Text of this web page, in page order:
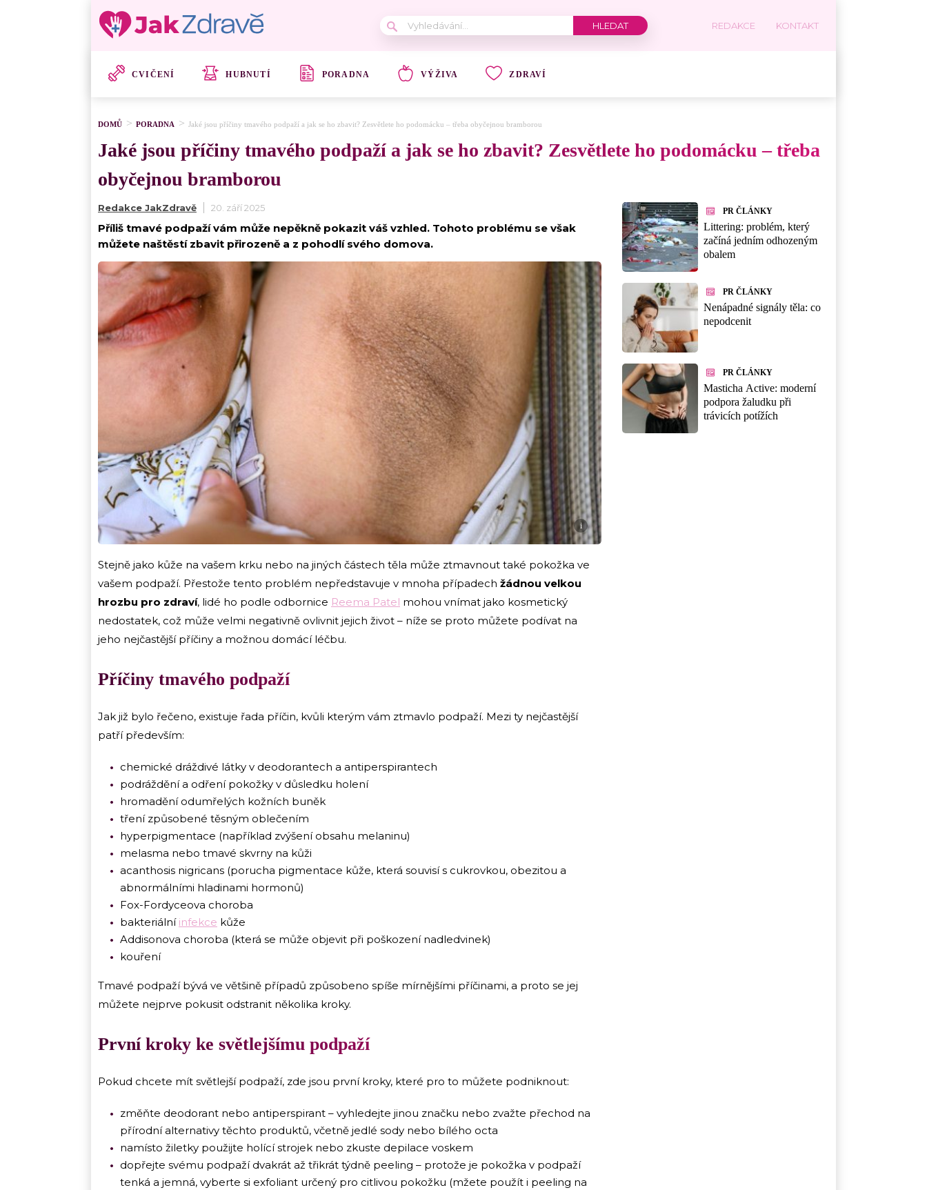
REDAKCE KONTAKT
CVIČENÍ HUBNUTÍ PORADNA VÝŽIVA ZDRAVÍ
DOMŮ PORADNA Jaké jsou příčiny tmavého podpaží a jak se ho zbavit? Zesvětlete ho podomácku – třeba obyčejnou bramborou
Jaké jsou příčiny tmavého podpaží a jak se ho zbavit? Zesvětlete ho podomácku – třeba
obyčejnou bramborou
Redakce JakZdravě 20. září 2025
Příliš tmavé podpaží vám může nepěkně pokazit váš vzhled. Tohoto problému se však
můžete naštěstí zbavit přirozeně a z pohodlí svého domova.
i
Stejně jako kůže na vašem krku nebo na jiných částech těla může ztmavnout také pokožka ve
vašem podpaží. Přestože tento problém nepředstavuje v mnoha případech žádnou velkou
hrozbu pro zdraví, lidé ho podle odbornice Reema Patel mohou vnímat jako kosmetický
nedostatek, což může velmi negativně ovlivnit jejich život – níže se proto můžete podívat na
jeho nejčastější příčiny a možnou domácí léčbu.
Příčiny tmavého podpaží
Jak již bylo řečeno, existuje řada příčin, kvůli kterým vám ztmavlo podpaží. Mezi ty nejčastější
patří především:
chemické dráždivé látky v deodorantech a antiperspirantech
podráždění a odření pokožky v důsledku holení
hromadění odumřelých kožních buněk
tření způsobené těsným oblečením
hyperpigmentace (například zvýšení obsahu melaninu)
melasma nebo tmavé skvrny na kůži
acanthosis nigricans (porucha pigmentace kůže, která souvisí s cukrovkou, obezitou a
abnormálními hladinami hormonů)
Fox-Fordyceova choroba
bakteriální infekce kůže
Addisonova choroba (která se může objevit při poškození nadledvinek)
kouření
Tmavé podpaží bývá ve většině případů způsobeno spíše mírnějšími příčinami, a proto se jej
můžete nejprve pokusit odstranit několika kroky.
První kroky ke světlejšímu podpaží
Pokud chcete mít světlejší podpaží, zde jsou první kroky, které pro to můžete podniknout:
změňte deodorant nebo antiperspirant – vyhledejte jinou značku nebo zvažte přechod na
přírodní alternativy těchto produktů, včetně jedlé sody nebo bílého octa
namísto žiletky použijte holící strojek nebo zkuste depilace voskem
dopřejte svému podpaží dvakrát až třikrát týdně peeling – protože je pokožka v podpaží
tenká a jemná, vyberte si exfoliant určený pro citlivou pokožku (mžete použít i peeling na
PR ČLÁNKY
Littering: problém, který
začíná jedním odhozeným
obalem
PR ČLÁNKY
Nenápadné signály těla: co
nepodcenit
PR ČLÁNKY
Masticha Active: moderní
podpora žaludku při
trávicích potížích